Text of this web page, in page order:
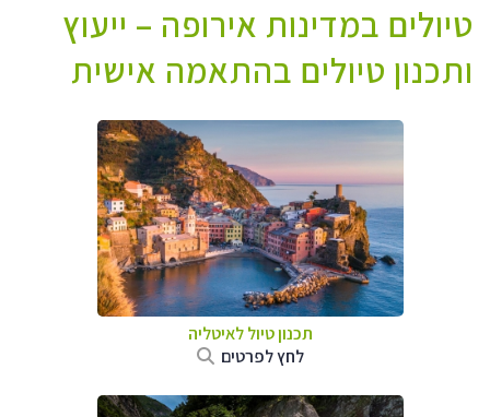
טיולים במדינות אירופה – ייעוץ
ותכנון טיולים בהתאמה אישית
תכנון טיול לאיטליה
לחץ לפרטים